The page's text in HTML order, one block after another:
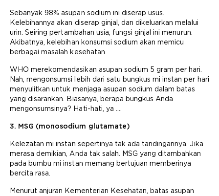
Sebanyak 98% asupan sodium ini diserap usus.
Kelebihannya akan diserap ginjal, dan dikeluarkan melalui
urin. Seiring pertambahan usia, fungsi ginjal ini menurun.
Akibatnya, kelebihan konsumsi sodium akan memicu
berbagai masalah kesehatan.
WHO merekomendasikan asupan sodium 5 gram per hari.
Nah, mengonsumsi lebih dari satu bungkus mi instan per hari
menyulitkan untuk menjaga asupan sodium dalam batas
yang disarankan. Biasanya, berapa bungkus Anda
mengonsumsinya? Hati-hati, ya ….
3. MSG (monosodium glutamate)
Kelezatan mi instan sepertinya tak ada tandingannya. Jika
merasa demikian, Anda tak salah. MSG yang ditambahkan
pada bumbu mi instan memang bertujuan memberinya
bercita rasa.
Menurut anjuran Kementerian Kesehatan, batas asupan